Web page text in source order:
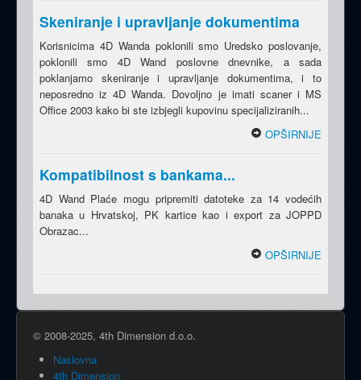
Skeniranje i upravljanje dokumentima
Korisnicima 4D Wanda poklonili smo Uredsko poslovanje,
poklonili smo 4D Wand poslovne dnevnike, a sada
poklanjamo skeniranje i upravljanje dokumentima, i to
neposredno iz 4D Wanda. Dovoljno je imati scaner i MS
Office 2003 kako bi ste izbjegli kupovinu specijaliziranih...
OPŠIRNIJE
Kompatibilnost s bankama...
4D Wand Plaće mogu pripremiti datoteke za 14 vodećih
banaka u Hrvatskoj, PK kartice kao i export za JOPPD
Obrazac...
OPŠIRNIJE
© 2008-2025, 4th Dimension d.o.o.
Naslovna
4th Dimension